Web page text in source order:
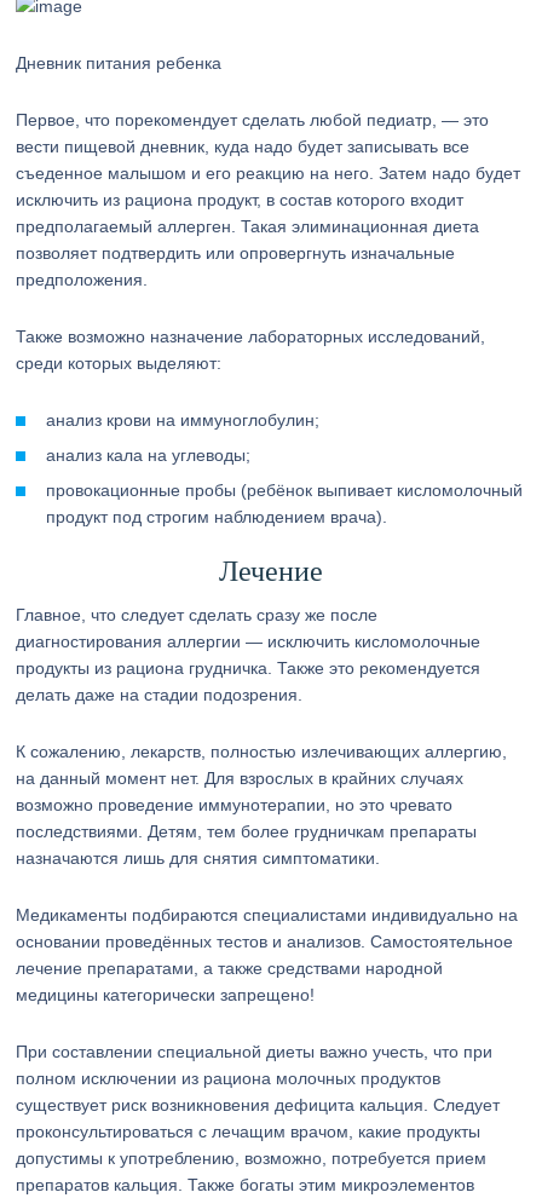
Дневник питания ребенка
Первое, что порекомендует сделать любой педиатр, — это
вести пищевой дневник, куда надо будет записывать все
съеденное малышом и его реакцию на него. Затем надо будет
исключить из рациона продукт, в состав которого входит
предполагаемый аллерген. Такая элиминационная диета
позволяет подтвердить или опровергнуть изначальные
предположения.
Также возможно назначение лабораторных исследований,
среди которых выделяют:
анализ крови на иммуноглобулин;
анализ кала на углеводы;
провокационные пробы (ребёнок выпивает кисломолочный
продукт под строгим наблюдением врача).
Лечение
Главное, что следует сделать сразу же после
диагностирования аллергии — исключить кисломолочные
продукты из рациона грудничка. Также это рекомендуется
делать даже на стадии подозрения.
К сожалению, лекарств, полностью излечивающих аллергию,
на данный момент нет. Для взрослых в крайних случаях
возможно проведение иммунотерапии, но это чревато
последствиями. Детям, тем более грудничкам препараты
назначаются лишь для снятия симптоматики.
Медикаменты подбираются специалистами индивидуально на
основании проведённых тестов и анализов. Самостоятельное
лечение препаратами, а также средствами народной
медицины категорически запрещено!
При составлении специальной диеты важно учесть, что при
полном исключении из рациона молочных продуктов
существует риск возникновения дефицита кальция. Следует
проконсультироваться с лечащим врачом, какие продукты
допустимы к употреблению, возможно, потребуется прием
препаратов кальция. Также богаты этим микроэлементов